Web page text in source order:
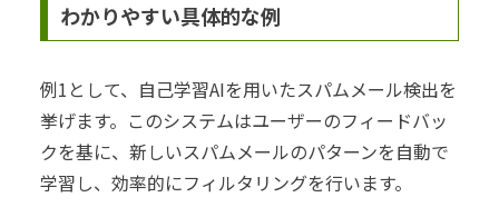
わかりやすい具体的な例
例1として、自己学習AIを用いたスパムメール検出を
挙げます。このシステムはユーザーのフィードバッ
クを基に、新しいスパムメールのパターンを自動で
学習し、効率的にフィルタリングを行います。